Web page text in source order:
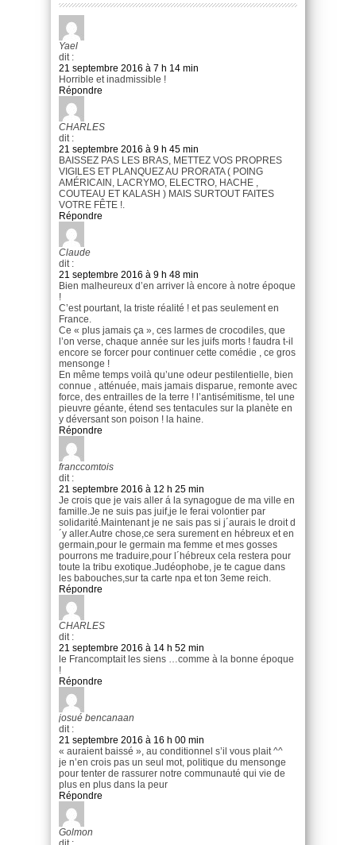
Yael
dit :
21 septembre 2016 à 7 h 14 min
Horrible et inadmissible !
Répondre
CHARLES
dit :
21 septembre 2016 à 9 h 45 min
BAISSEZ PAS LES BRAS, METTEZ VOS PROPRES
VIGILES ET PLANQUEZ AU PRORATA ( POING
AMÉRICAIN, LACRYMO, ELECTRO, HACHE ,
COUTEAU ET KALASH ) MAIS SURTOUT FAITES
VOTRE FÊTE !.
Répondre
Claude
dit :
21 septembre 2016 à 9 h 48 min
Bien malheureux d’en arriver là encore à notre époque
!
C’est pourtant, la triste réalité ! et pas seulement en
France.
Ce « plus jamais ça », ces larmes de crocodiles, que
l’on verse, chaque année sur les juifs morts ! faudra t-il
encore se forcer pour continuer cette comédie , ce gros
mensonge !
En même temps voilà qu’une odeur pestilentielle, bien
connue , atténuée, mais jamais disparue, remonte avec
force, des entrailles de la terre ! l’antisémitisme, tel une
pieuvre géante, étend ses tentacules sur la planète en
y déversant son poison ! la haine.
Répondre
franccomtois
dit :
21 septembre 2016 à 12 h 25 min
Je crois que je vais aller á la synagogue de ma ville en
famille.Je ne suis pas juif,je le ferai volontier par
solidarité.Maintenant je ne sais pas si j´aurais le droit d
´y aller.Autre chose,ce sera surement en hébreux et en
germain,pour le germain ma femme et mes gosses
pourrons me traduire,pour l´hébreux cela restera pour
toute la tribu exotique.Judéophobe, je te cague dans
les babouches,sur ta carte npa et ton 3eme reich.
Répondre
CHARLES
dit :
21 septembre 2016 à 14 h 52 min
le Francomptait les siens …comme à la bonne époque
!
Répondre
josué bencanaan
dit :
21 septembre 2016 à 16 h 00 min
« auraient baissé », au conditionnel s’il vous plait ^^
je n’en crois pas un seul mot, politique du mensonge
pour tenter de rassurer notre communauté qui vie de
plus en plus dans la peur
Répondre
Golmon